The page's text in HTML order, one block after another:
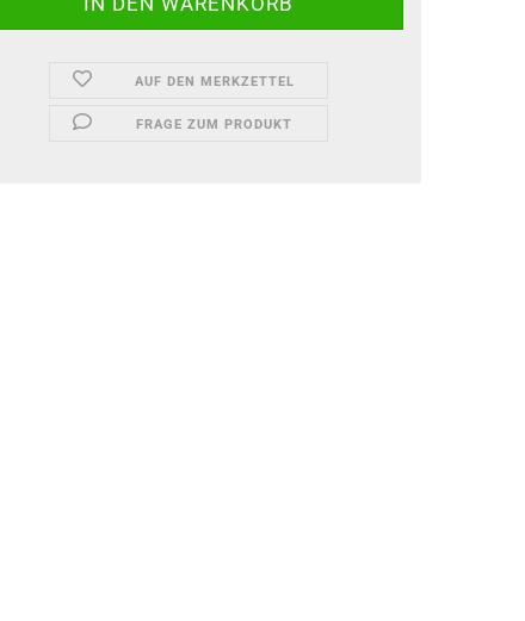
AUF DEN MERKZETTEL
FRAGE ZUM PRODUKT